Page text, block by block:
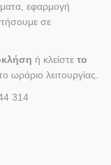
εφαρμογή
σε
ή κλείστε το
ωράριο λειτουργίας.
314